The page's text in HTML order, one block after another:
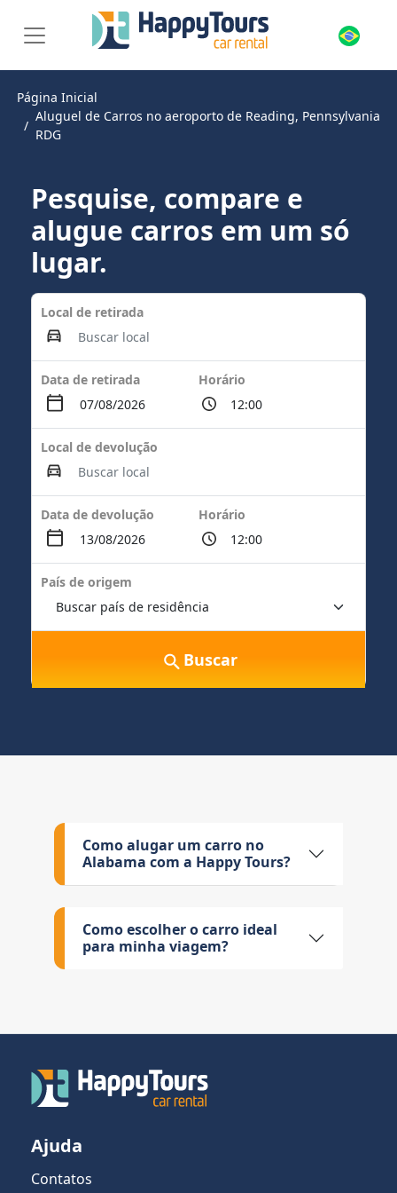
Página Inicial
Aluguel de Carros no aeroporto de Reading, Pennsylvania
RDG
Pesquise, compare e
alugue carros em um só
lugar.
Local de retirada
Data de retirada Horário
Local de devolução
Data de devolução Horário
País de origem
Buscar
Como alugar um carro no
Alabama com a Happy Tours?
Como escolher o carro ideal
para minha viagem?
Ajuda
Contatos